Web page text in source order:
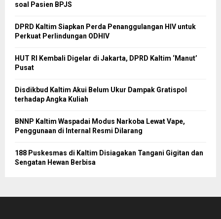
soal Pasien BPJS
DPRD Kaltim Siapkan Perda Penanggulangan HIV untuk
Perkuat Perlindungan ODHIV
HUT RI Kembali Digelar di Jakarta, DPRD Kaltim ‘Manut’
Pusat
Disdikbud Kaltim Akui Belum Ukur Dampak Gratispol
terhadap Angka Kuliah
BNNP Kaltim Waspadai Modus Narkoba Lewat Vape,
Penggunaan di Internal Resmi Dilarang
188 Puskesmas di Kaltim Disiagakan Tangani Gigitan dan
Sengatan Hewan Berbisa